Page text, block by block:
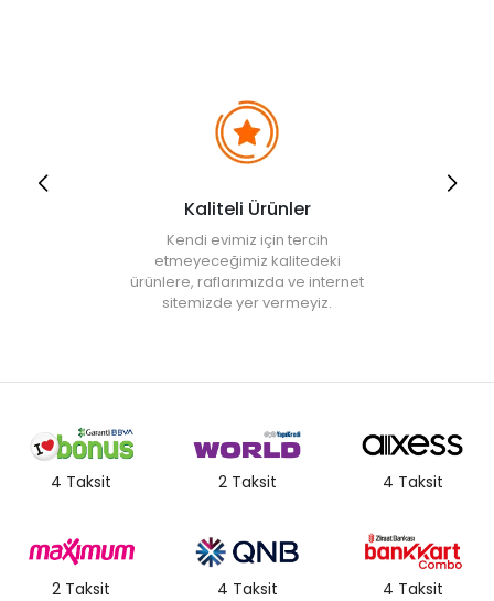
Kaliteli Ürünler
Kendi evimiz için tercih
etmeyeceğimiz kalitedeki
ürünlere, raflarımızda ve internet
sitemizde yer vermeyiz.
4 Taksit 2 Taksit 4 Taksit
2 Taksit 4 Taksit 4 Taksit